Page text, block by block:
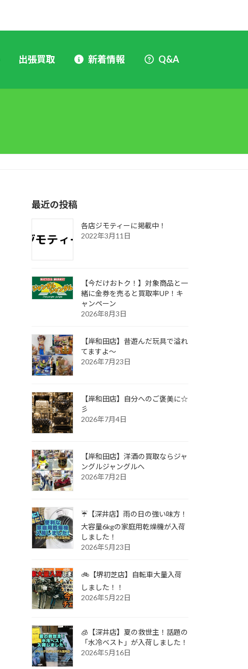
出張買取 新着情報 Q&A
最近の投稿
各店ジモティーに掲載中！
2022年3月11日
【今だけおトク！】対象商品と一
緒に金券を売ると買取率UP！キ
ャンペーン
2026年8月3日
【岸和田店】昔遊んだ玩具で溢れ
てますよ～
2026年7月23日
【岸和田店】自分へのご褒美に☆
彡
2026年7月4日
【岸和田店】洋酒の買取ならジャ
ングルジャングルへ
2026年7月2日
☔【深井店】雨の日の強い味方！
大容量6kgの家庭用乾燥機が入荷
しました！
2026年5月23日
🚲【堺初芝店】自転車大量入荷
しました！！
2026年5月22日
🧊【深井店】夏の救世主！話題の
「水冷ベスト」が入荷しました！
2026年5月16日